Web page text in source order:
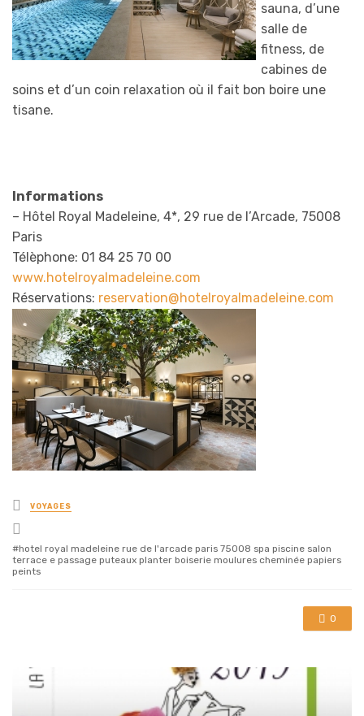
sauna, d’une
salle de
fitness, de
cabines de
soins et d’un coin relaxation où il fait bon boire une
tisane.
Informations
– Hôtel Royal Madeleine, 4*, 29 rue de l’Arcade, 75008
Paris
Télèphone: 01 84 25 70 00
www.hotelroyalmadeleine.com
Réservations: reservation@hotelroyalmadeleine.com
Posted
in
VOYAGES
with
hotel royal madeleine rue de l'arcade paris 75008 spa piscine salon
terrace e passage puteaux planter boiserie moulures cheminée papiers
peints
0